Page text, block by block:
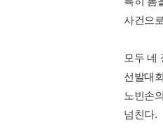
사건으
모두 네
선발대
노빈손
넘친다.